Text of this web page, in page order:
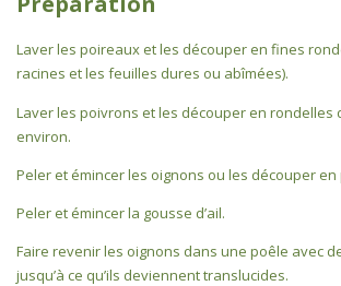
Laver les poireaux et les découper en fines
racines et les feuilles dures ou abîmées).
Laver les poivrons et les découper en rondelles
environ.
Peler et émincer les oignons ou les découper
Peler et émincer la gousse d’ail.
Faire revenir les oignons dans une poêle avec de
jusqu’à ce qu’ils deviennent translucides.